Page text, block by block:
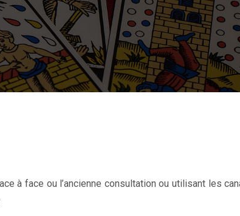
à face ou l’ancienne consultation ou utilisant les